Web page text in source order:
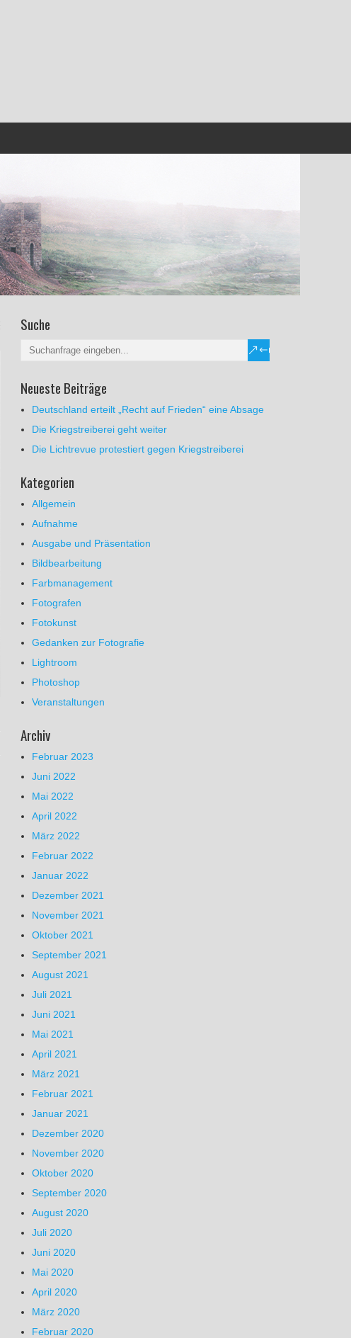
Suche
Neueste Beiträge
Deutschland erteilt „Recht auf Frieden“ eine Absage
Die Kriegstreiberei geht weiter
Die Lichtrevue protestiert gegen Kriegstreiberei
Kategorien
Allgemein
Aufnahme
Ausgabe und Präsentation
Bildbearbeitung
Farbmanagement
Fotografen
Fotokunst
Gedanken zur Fotografie
Lightroom
Photoshop
Veranstaltungen
Archiv
Februar 2023
Juni 2022
Mai 2022
April 2022
März 2022
Februar 2022
Januar 2022
Dezember 2021
November 2021
Oktober 2021
September 2021
August 2021
Juli 2021
Juni 2021
Mai 2021
April 2021
März 2021
Februar 2021
Januar 2021
Dezember 2020
November 2020
Oktober 2020
September 2020
August 2020
Juli 2020
Juni 2020
Mai 2020
April 2020
März 2020
Februar 2020